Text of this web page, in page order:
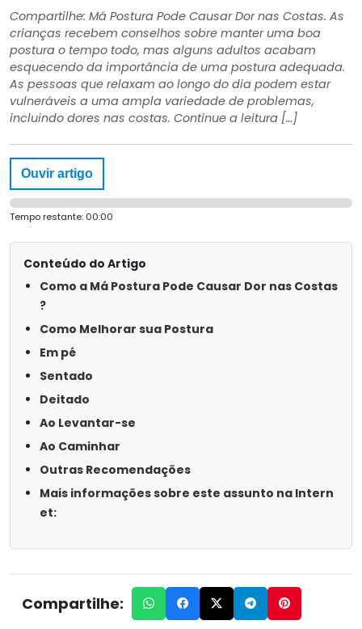
Compartilhe: Má Postura Pode Causar Dor nas Costas. As
crianças recebem conselhos sobre manter uma boa
postura o tempo todo, mas alguns adultos acabam
esquecendo da importância de uma postura adequada.
As pessoas que relaxam ao longo do dia podem estar
vulneráveis ​​a uma ampla variedade de problemas,
incluindo dores nas costas. Continue a leitura […]
Ouvir artigo
Tempo restante: 00:00
Conteúdo do Artigo
Como a Má Postura Pode Causar Dor nas Costas
?
Como Melhorar sua Postura
Em pé
Sentado
Deitado
Ao Levantar-se
Ao Caminhar
Outras Recomendações
Mais informações sobre este assunto na Intern
et:
Compartilhe: